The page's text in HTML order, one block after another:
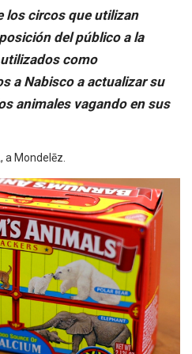
los circos que utilizan
del público a la
como
a Nabisco a actualizar su
animales vagando en sus
a Mondelēz.